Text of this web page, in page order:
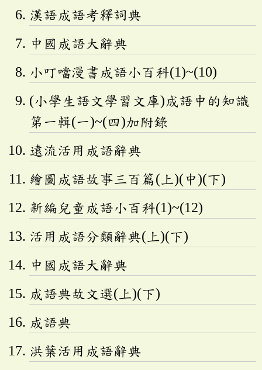
漢語成語考釋詞典
中國成語大辭典
小叮噹漫書成語小百科(1)~(10)
(小學生語文學習文庫)成語中的知識
第一輯(一)~(四)加附錄
遠流活用成語辭典
繪圖成語故事三百篇(上)(中)(下)
新編兒童成語小百科(1)~(12)
活用成語分類辭典(上)(下)
中國成語大辭典
成語典故文選(上)(下)
成語典
洪葉活用成語辭典